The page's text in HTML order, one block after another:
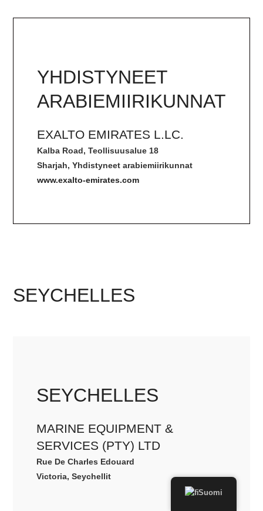
YHDISTYNEET
ARABIEMIIRIKUNNAT
EXALTO EMIRATES L.LC.
Kalba Road, Teollisuusalue 18
Sharjah, Yhdistyneet arabiemiirikunnat
www.exalto-emirates.com
SEYCHELLES
SEYCHELLES
MARINE EQUIPMENT &
SERVICES (PTY) LTD
Rue De Charles Edouard
Victoria, Seychellit
Suomi